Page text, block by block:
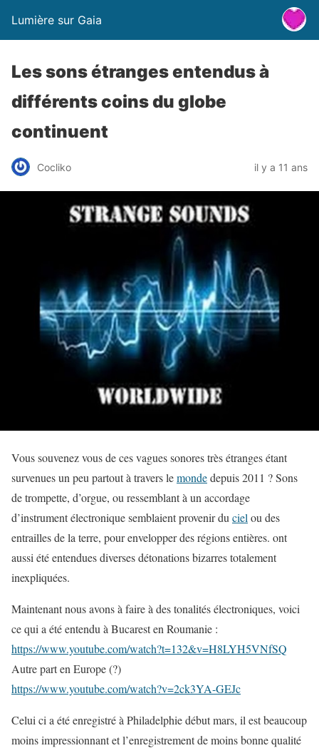
Lumière sur Gaia
Les sons étranges entendus à
différents coins du globe
continuent
Cocliko il y a 11 ans
Vous souvenez vous de ces vagues sonores très étranges étant
survenues un peu partout à travers lemondedepuis 2011 ? Sons
de trompette, d’orgue, ou ressemblant à un accordage
d’instrument électronique semblaient provenir du ciel ou des
entrailles de la terre, pour envelopper des régions entières. ont
aussi été entendues diverses détonations bizarres totalement
inexpliquées.
Maintenant nous avons à faire à des tonalités électroniques, voici
ce qui a été entendu à Bucarest en Roumanie :
https://www.youtube.com/watch?t=132&v=H8LYH5VNfSQ
Autre part en Europe (?)
https://www.youtube.com/watch?v=2ck3YA-GEJc
Celui ci a été enregistré à Philadelphie début mars, il est beaucoup
moins impressionnant et l’enregistrement de moins bonne qualité